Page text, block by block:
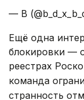
— B
Ещё одна
блокировки —
реестрах
команда
странность